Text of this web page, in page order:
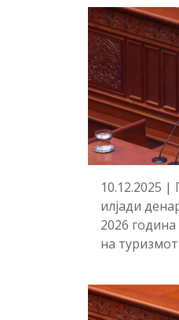
10.12.2025 |
илјади
2026
на